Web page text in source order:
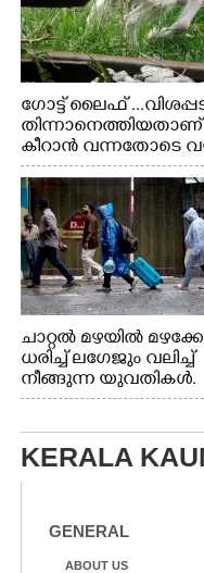
ഗോട്ട് ലൈഫ്
തിന്നാനെത്തിയതാണ്
കീറാൻ വന്നതോടെ
വേണ്ടിയായി
നിന്നുള്ള കാഴ്ച
ചാറ്റൽ മഴയിൽ
ധരിച്ച് ലഗേജും വലിച്ച്
നീങ്ങുന്ന യുവതികൾ.
എറണാകുളം
KERALA
GENERAL
ABOUT US